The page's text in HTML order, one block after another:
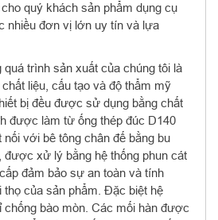
quý khách sản phẩm dụng cụ
nhiều đơn vị lớn uy tín và lựa
trình sản xuất của chúng tôi là
liệu, cấu tạo và độ thẩm mỹ
bị đều được sử dụng bằng chất
được làm từ ống thép đúc D140
nối với bê tông chân đế bằng bu
được xử lý bằng hệ thống phun cát
đảm bảo sự an toàn và tính
thọ của sản phẩm. Đặc biệt hệ
chống bào mòn. Các mối hàn được